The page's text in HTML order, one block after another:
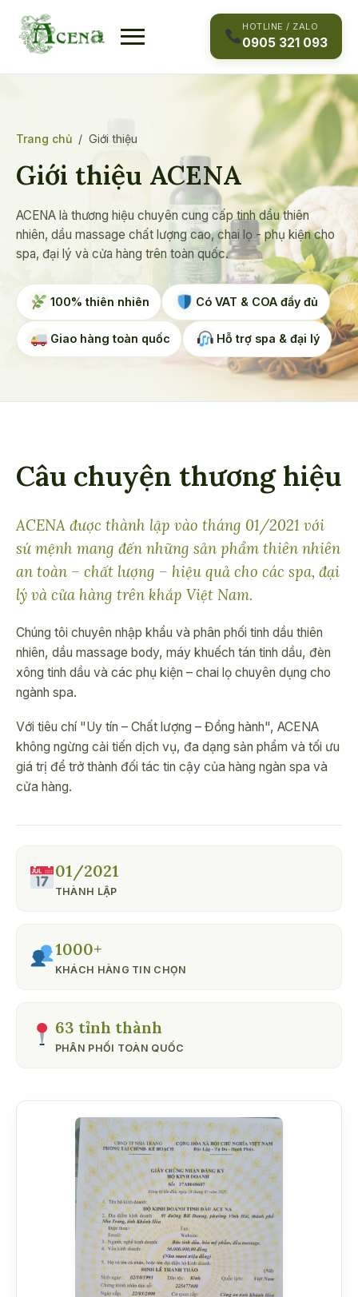
content
HOTLINE / ZALO
0905 321 093
Trang chủ / Giới thiệu
Giới thiệu ACENA
ACENA là thương hiệu chuyên cung cấp tinh dầu thiên
nhiên, dầu massage chất lượng cao, chai lọ - phụ kiện cho
spa, đại lý và cửa hàng trên toàn quốc.
100% thiên nhiên Có VAT & COA đầy đủ
Giao hàng toàn quốc Hỗ trợ spa & đại lý
Câu chuyện thương hiệu
ACENA được thành lập vào tháng 01/2021 với
sứ mệnh mang đến những sản phẩm thiên nhiên
an toàn – chất lượng – hiệu quả cho các spa, đại
lý và cửa hàng trên khắp Việt Nam.
Chúng tôi chuyên nhập khẩu và phân phối tinh dầu thiên
nhiên, dầu massage body, máy khuếch tán tinh dầu, đèn
xông tinh dầu và các phụ kiện – chai lọ chuyên dụng cho
ngành spa.
Với tiêu chí "Uy tín – Chất lượng – Đồng hành", ACENA
không ngừng cải tiến dịch vụ, đa dạng sản phẩm và tối ưu
giá trị để trở thành đối tác tin cậy của hàng ngàn spa và
cửa hàng.
01/2021
THÀNH LẬP
1000+
KHÁCH HÀNG TIN CHỌN
63 tỉnh thành
PHÂN PHỐI TOÀN QUỐC